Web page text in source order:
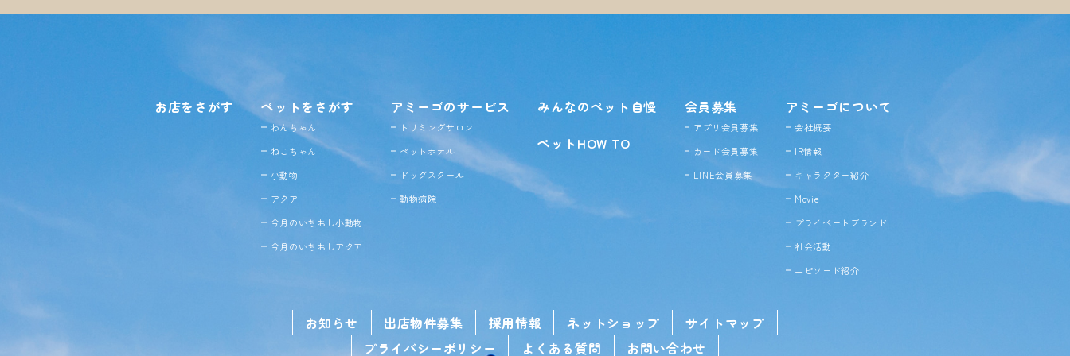
お店をさがす ペットをさがす
わんちゃん
ねこちゃん
小動物
アクア
今月のいちおし小動物
今月のいちおしアクア
アミーゴのサービス
トリミングサロン
ペットホテル
ドッグスクール
動物病院
みんなのペット自慢
ペットHOW TO
会員募集
アプリ会員募集
カード会員募集
LINE会員募集
アミーゴについて
会社概要
IR情報
キャラクター紹介
Movie
プライベートブランド
社会活動
エピソード紹介
お知らせ 出店物件募集 採用情報 ネットショップ
サイトマップ
プライバシーポリシー
よくある質問 お問い合わせ